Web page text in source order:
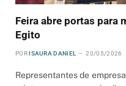
Feira abre portas para
Egito
POR ISAURA DANIEL 20/05/2026
Representantes de